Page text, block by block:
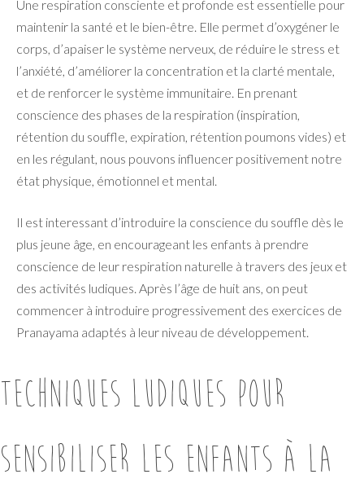
Une respiration consciente et profonde est essentielle pour
maintenir la santé et le bien-être. Elle permet d’oxygéner le
corps, d’apaiser le système nerveux, de réduire le stress et
l’anxiété, d’améliorer la concentration et la clarté mentale,
et de renforcer le système immunitaire. En prenant
conscience des phases de la respiration (inspiration,
rétention du souffle, expiration, rétention poumons vides) et
en les régulant, nous pouvons influencer positivement notre
état physique, émotionnel et mental.
Il est interessant d’introduire la conscience du souffle dès le
plus jeune âge, en encourageant les enfants à prendre
conscience de leur respiration naturelle à travers des jeux et
des activités ludiques. Après l’âge de huit ans, on peut
commencer à introduire progressivement des exercices de
Pranayama adaptés à leur niveau de développement.
Techniques ludiques pour
sensibiliser les enfants à la